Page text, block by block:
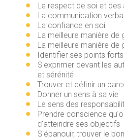
Le respect de soi et des
La communication
La confiance en soi
La meilleure manière de
La meilleure manière de
Identifier ses points forts
S'exprimer devant les
et sérénité
Trouver et définir un
Donner un sens à sa vie
Le sens des
Prendre conscience
d'atteindre ses objectifs
S'épanouir, trouver le